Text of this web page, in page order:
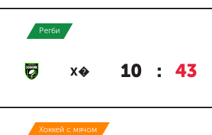
Регби
Х� 10 : 43
Хоккей с мячом